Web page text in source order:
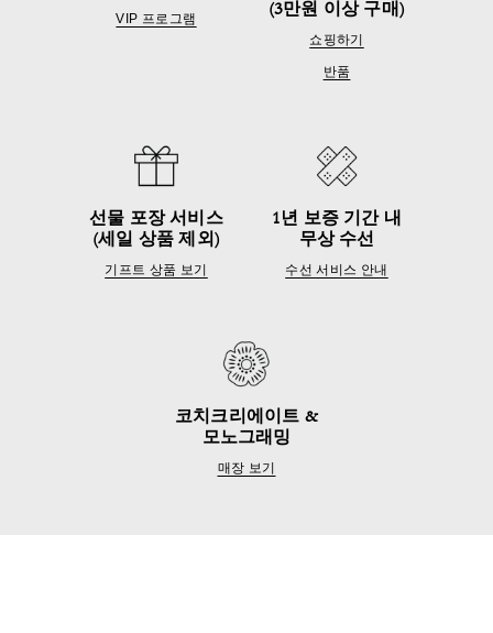
VIP 프로그램
(3만원 이상 구매)
쇼핑하기
반품
선물 포장 서비스
(세일 상품 제외)
기프트 상품 보기
1년 보증 기간 내
무상 수선
수선 서비스 안내
코치크리에이트 &
모노그래밍
매장 보기